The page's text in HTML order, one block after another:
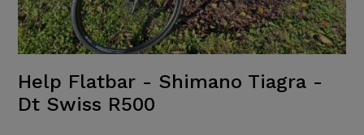
Help Flatbar - Shimano Tiagra -
Dt Swiss R500